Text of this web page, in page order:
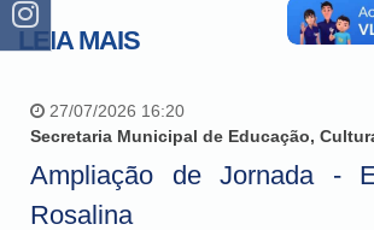
LEIA MAIS
27/07/2026 16:20
Secretaria Municipal de Educação,
Ampliação de Jornada -
Rosalina